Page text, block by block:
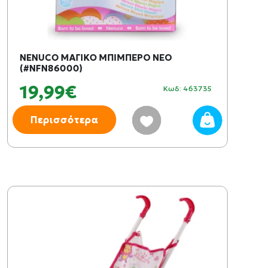
NENUCO ΜΑΓΙΚΟ ΜΠΙΜΠΕΡΟ ΝΕΟ
(#NFN86000)
19,99€ Κωδ: 463735
Περισσότερα